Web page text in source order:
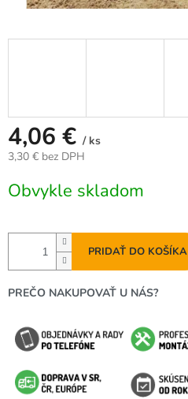
4,06 € / ks
3,30 € bez DPH
cena:
Obvykle skladom
PRIDAŤ DO KOŠÍKA
PREČO NAKUPOVAŤ U NÁS?